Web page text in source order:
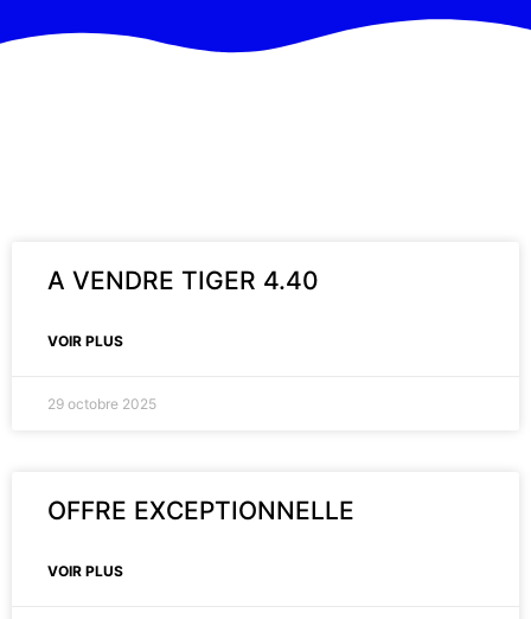
A VENDRE TIGER 4.40
VOIR PLUS
29 octobre 2025
OFFRE EXCEPTIONNELLE
VOIR PLUS